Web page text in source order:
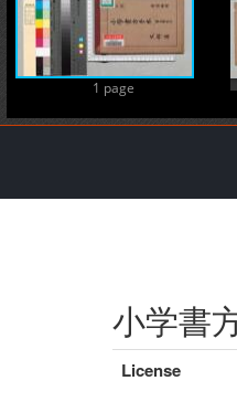
1 page
小学書
License